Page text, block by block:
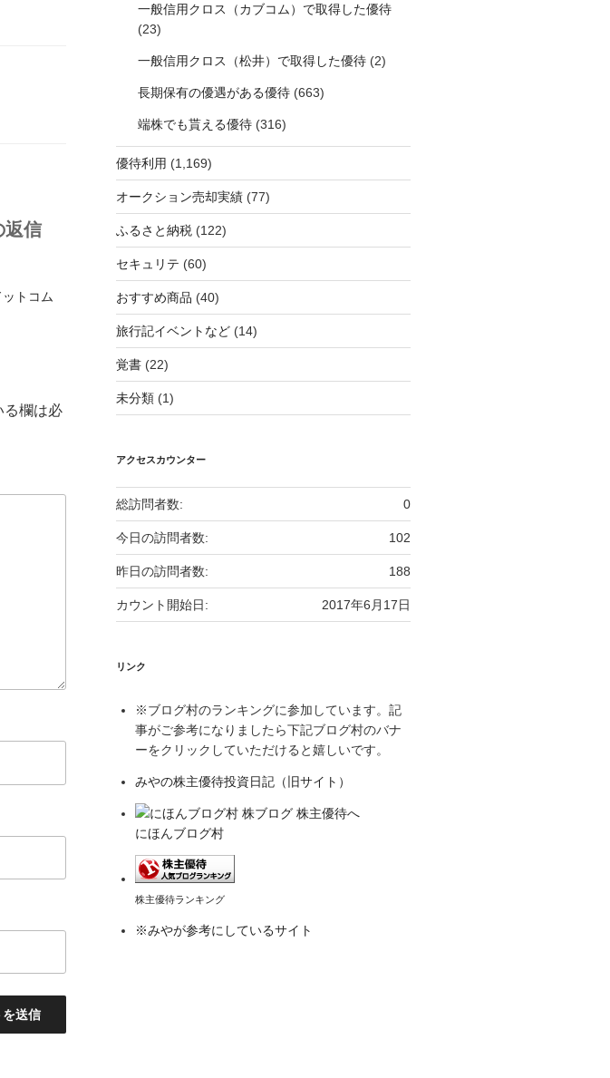
返信
トコム
る欄は必
一般信用クロス（カブコム）で取得した優待
(23)
一般信用クロス（松井）で取得した優待(2)
長期保有の優遇がある優待(663)
端株でも貰える優待(316)
優待利用 (1,169)
オークション売却実績(77)
ふるさと納税(122)
セキュリテ (60)
おすすめ商品 (40)
旅行記イベントなど(14)
覚書(22)
未分類(1)
アクセスカウンター
0
総訪問者数:
102
今日の訪問者数:
188
昨日の訪問者数:
2017年6月17日
カウント開始日:
リンク
※ブログ村のランキングに参加しています。記
事がご参考になりましたら下記ブログ村のバナ
ーをクリックしていただけると嬉しいです。
みやの株主優待投資日記（旧サイト）
にほんブログ村
株主優待ランキング
※みやが参考にしているサイト